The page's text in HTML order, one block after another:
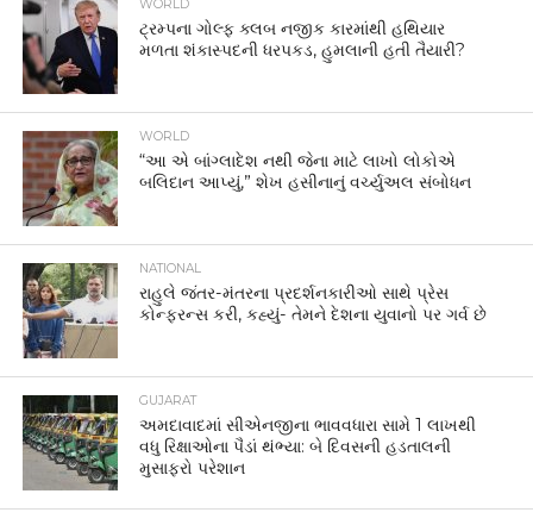
રાહુલે જંતર-મંતરના પ્રદર્શનકારીઓ સાથે પ્રેસ
કોન્ફરન્સ કરી, કહ્યું- તેમને દેશના યુવાનો પર ગર્વ છે
GUJARAT
અમદાવાદમાં સીએનજીના ભાવવધારા સામે 1 લાખથી
વધુ રિક્ષાઓના પૈડાં થંભ્યા: બે દિવસની હડતાલની
મુસાફરો પરેશાન
TRENDING
સોનાના ભાવમાં આવશે મોટો કડાકો? 37% ઘટાડાની
ચર્ચાએ રોકાણકારોમાં વધારી ચિંતા, જાણો આખો
SCIENCE & TECHNOLOGY
8,690 કિમી/કલાકની ઝડપ સાથે સ્પેસએક્સનું
4,000 કિલોગ્રામ વજનનું રોકેટ ચંદ્ર પર અથડાયું